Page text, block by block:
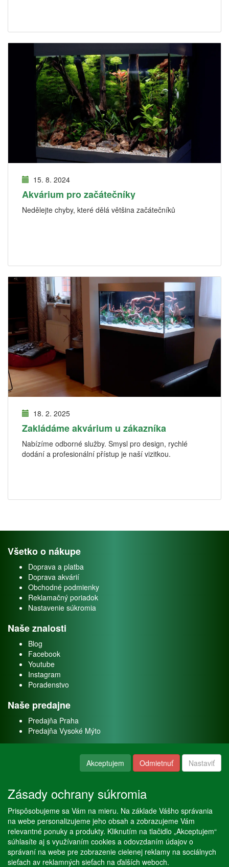
15. 8. 2024
Akvárium pro začátečníky
Nedělejte chyby, které dělá většina začátečníků
18. 2. 2025
Zakládáme akvárium u zákazníka
Nabízíme odborné služby. Smysl pro design, rychlé
dodání a profesionální přístup je naší vizitkou.
Všetko o nákupe
Doprava a platba
Doprava akvárií
Obchodné podmienky
Reklamačný poriadok
Nastavenie súkromia
Naše znalosti
Blog
Facebook
Youtube
Instagram
Poradenstvo
Naše predajne
Predajňa Praha
Predajňa Vysoké Mýto
Naše služby
Servis
Predaj akváriových rýb
Predaj akváriových rastlín
Akceptujem Odmietnuť Nastaviť
Zásady ochrany súkromia
Prispôsobujeme sa Vám na mieru. Na základe Vášho správania
na webe personalizujeme jeho obsah a zobrazujeme Vám
relevantné ponuky a produkty. Kliknutím na tlačidlo „Akceptujem“
súhlasíte aj s využívaním cookies a odovzdaním údajov o
správaní na webe pre zobrazenie cielenej reklamy na sociálnych
sieťach av reklamných sieťach na ďalších weboch.